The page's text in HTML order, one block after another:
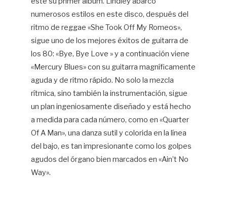
numerosos estilos en este disco, después del
ritmo de reggae «She Took Off My Romeos»,
sigue uno de los mejores éxitos de guitarra de
los 80: «Bye, Bye Love » y a continuación viene
«Mercury Blues» con su guitarra magníficamente
aguda y de ritmo rápido. No solo la mezcla
rítmica, sino también la instrumentación, sigue
un plan ingeniosamente diseñado y está hecho
a medida para cada número, como en «Quarter
Of A Man», una danza sutil y colorida en la línea
del bajo, es tan impresionante como los golpes
agudos del órgano bien marcados en «Ain’t No
Way».